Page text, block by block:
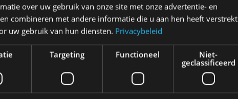
Geely E2 (tijdelijk) net zo
als een Renault Twingo
over uw gebruik van onze site met onze advertentie- en
combineren met andere informatie die u aan hen heeft verstrekt
uw gebruik van hun diensten. Privacybeleid
Targeting Functioneel
Niet-
geclassificeerd